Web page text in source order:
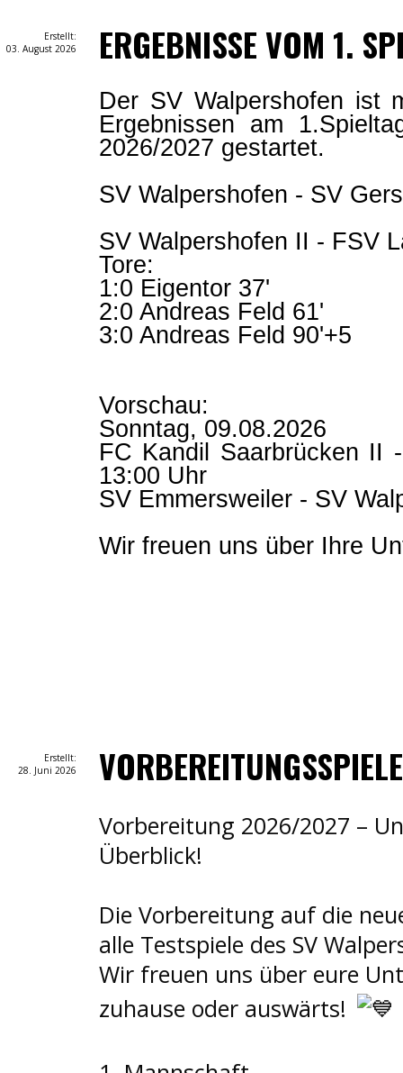
Erstellt:
03. August 2026
ERGEBNISSE VOM 1.
Der SV Walpershofen ist
Ergebnissen am
2026/2027 gestartet.
SV Walpershofen - SV
SV Walpershofen II - FSV
Tore:
1:0 Eigentor 37'
2:0 Andreas Feld 61'
3:0 Andreas Feld 90'+5
Vorschau:
Sonntag, 09.08.2026
FC Kandil Saarbrücken II
13:00 Uhr
SV Emmersweiler - SV
Wir freuen uns über Ihre
Erstellt:
28. Juni 2026
Vorbereitung 2026/2027 –
Überblick!
Die Vorbereitung auf die
alle Testspiele des SV
Wir freuen uns über eure
zuhause oder auswärts!